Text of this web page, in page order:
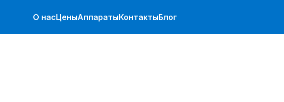
О насЦеныАппаратыКонтактыБлог